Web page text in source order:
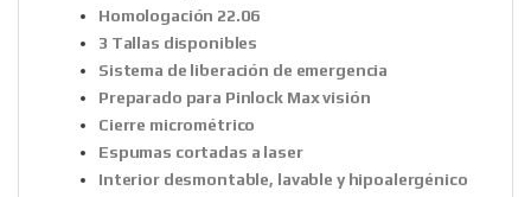
Homologación 22.06
3 Tallas disponibles
Sistema de liberación de emergencia
Preparado para Pinlock Max visión
Cierre micrométrico
Espumas cortadas a laser
Interior desmontable, lavable y hipoalergénico